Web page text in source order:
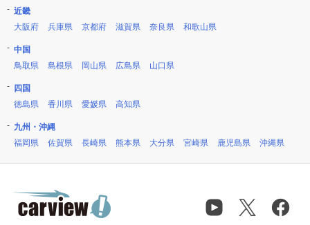
近畿
大阪府
兵庫県 京都府 滋賀県 奈良県 和歌山県
中国
鳥取県
島根県 岡山県 広島県 山口県
四国
徳島県
香川県 愛媛県 高知県
九州・沖縄
福岡県
佐賀県 長崎県 熊本県 大分県 宮崎県 鹿児島県 沖縄県